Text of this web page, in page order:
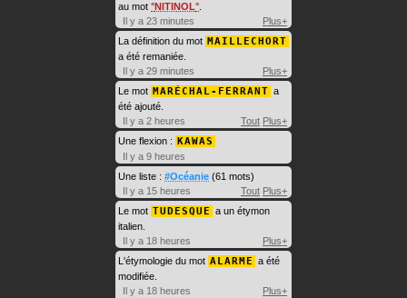
au mot
NITINOL .
Il y a 23 minutes
Plus+
La définition du mot MAILLECHORT
a été remaniée.
Il y a 29 minutes
Plus+
Le mot MARÉCHAL-FERRANT a
été ajouté.
Il y a 2 heures
Tout Plus+
Une flexion :
KAWAS
Il y a 9 heures
Une liste : #Océanie (61 mots)
Il y a 15 heures
Tout Plus+
Le mot TUDESQUE a un étymon
italien.
Il y a 18 heures
Plus+
L'étymologie du mot ALARME a été
modifiée.
Il y a 18 heures
Plus+